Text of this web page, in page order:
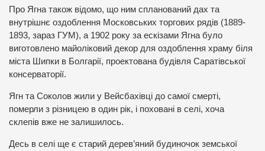
Про Ягна також відомо, що ним спланований дах та
внутрішнє оздоблення Московських торгових рядів (1889-
1893, зараз ГУМ), а 1902 року за ескізами Ягна було
виготовлено майоліковий декор для оздоблення храму біля
міста Шипки в Болгарії, проектована будівля Саратівської
консерваторії.
Ягн та Соколов жили у Вейсбахівці до самої смерті,
померли з різницею в один рік, і поховані в селі, хоча
склепів вже не залишилось.
Десь в селі ще є старий дерев’яний будиночок земської